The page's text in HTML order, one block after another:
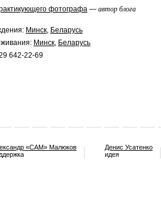
фотографа — автор блога
Минск, Беларусь
Минск, Беларусь
642-22-69
«САМ» Малюков
Денис Усатенко
идея